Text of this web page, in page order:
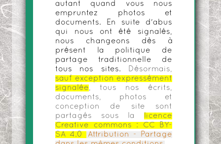
autant quand vous nous
empruntez photos et
documents. En suite d'abus
qui nous ont été signalés,
nous changeons dès à
présent la politique de
partage traditionnelle de
tous nos sites.
Désormais,
sauf exception expressément
signalée, tous nos écrits,
documents, photos et
conception de site sont
partagés sous la
licence
Creative commons :
CC BY-
SA 4.0
Attribution - Partage